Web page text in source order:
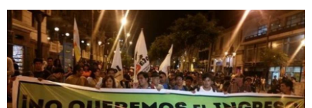
https://www.youtube.com/@nexo_latino